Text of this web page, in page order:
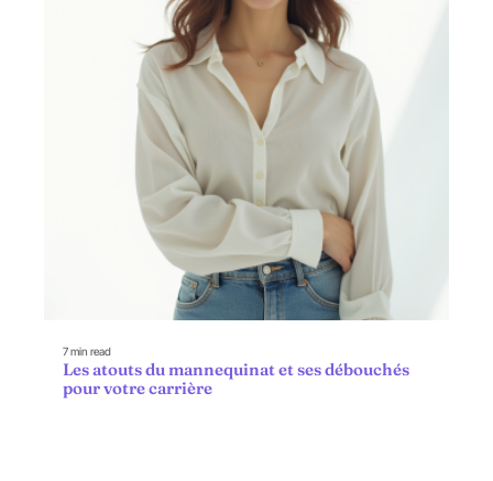
7 min read
Les atouts du mannequinat et ses débouchés
pour votre carrière